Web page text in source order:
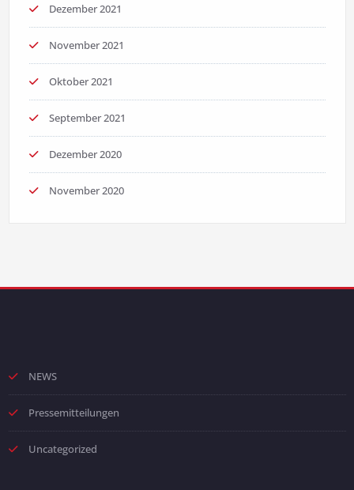
Dezember 2021
November 2021
Oktober 2021
September 2021
Dezember 2020
November 2020
NEWS
Pressemitteilungen
Uncategorized